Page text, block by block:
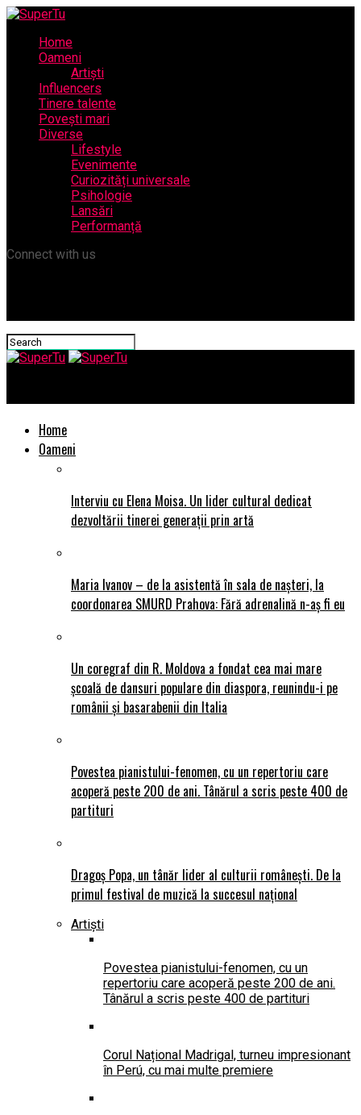
Home
Oameni
Artiști
Influencers
Tinere talente
Povești mari
Diverse
Lifestyle
Evenimente
Curiozități universale
Psihologie
Lansări
Performanță
Connect with us
Home
Oameni
Interviu cu Elena Moisa. Un lider cultural dedicat
dezvoltării tinerei generații prin artă
Maria Ivanov – de la asistentă în sala de nașteri, la
coordonarea SMURD Prahova: Fără adrenalină n-aș fi eu
Un coregraf din R. Moldova a fondat cea mai mare
școală de dansuri populare din diaspora, reunindu-i pe
românii și basarabenii din Italia
Povestea pianistului-fenomen, cu un repertoriu care
acoperă peste 200 de ani. Tânărul a scris peste 400 de
partituri
Dragoș Popa, un tânăr lider al culturii românești. De la
primul festival de muzică la succesul național
Artiști
Povestea pianistului-fenomen, cu un
repertoriu care acoperă peste 200 de ani.
Tânărul a scris peste 400 de partituri
Corul Național Madrigal, turneu impresionant
în Perú, cu mai multe premiere